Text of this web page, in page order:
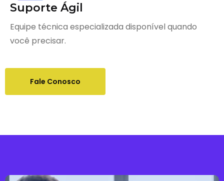
Suporte Ágil
Equipe técnica especializada disponível quando
você precisar.
Fale Conosco